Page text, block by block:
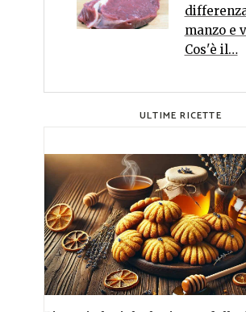
manzo e
Cos'è il…
ULTIME RICETTE